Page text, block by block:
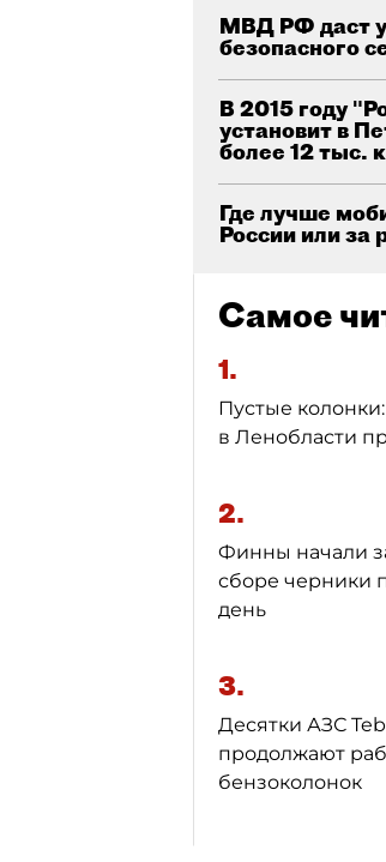
МВД РФ даст
безопасного
В 2015 году
установит в
более 12 тыс.
Где лучше
России или за
Самое
1.
Пустые
в Ленобласти
2.
Финны начали
сборе черники
день
3.
Десятки АЗС
продолжают
бензоколонок